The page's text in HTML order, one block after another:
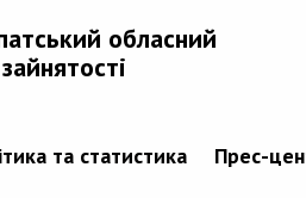
обласний
та статистика Прес-